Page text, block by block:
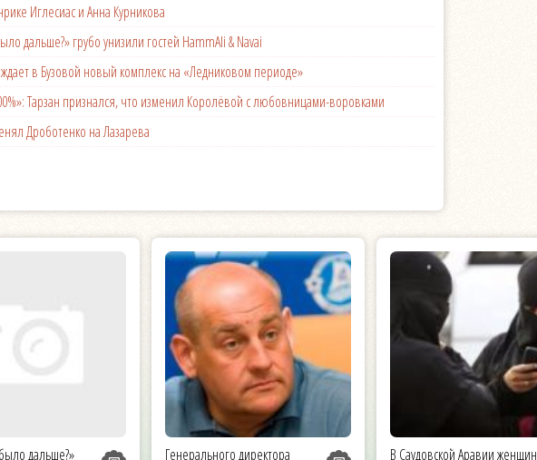
Иглесиас и Анна Курникова
дальше?» грубо унизили гостей HammAli & Navai
в Бузовой новый комплекс на «Ледниковом периоде»
Тарзан признался, что изменил Королёвой с любовницами-воровками
Дроботенко на Лазарева
дальше?» Генерального директора В Саудовской Аравии женщин